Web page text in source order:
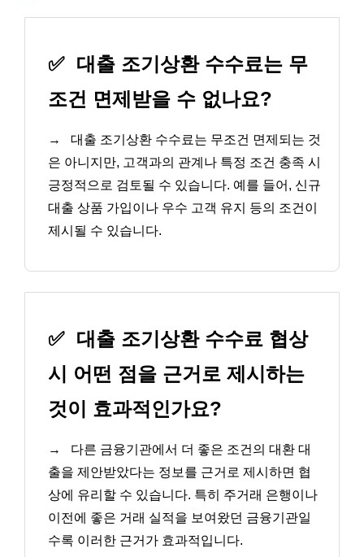
✅ 대출 조기상환 수수료는 무
조건 면제받을 수 없나요?
→
대출 조기상환 수수료는 무조건 면제되는 것
은 아니지만, 고객과의 관계나 특정 조건 충족 시
긍정적으로 검토될 수 있습니다. 예를 들어, 신규
대출 상품 가입이나 우수 고객 유지 등의 조건이
제시될 수 있습니다.
✅ 대출 조기상환 수수료 협상
시 어떤 점을 근거로 제시하는
것이 효과적인가요?
→
다른 금융기관에서 더 좋은 조건의 대환 대
출을 제안받았다는 정보를 근거로 제시하면 협
상에 유리할 수 있습니다. 특히 주거래 은행이나
이전에 좋은 거래 실적을 보여왔던 금융기관일
수록 이러한 근거가 효과적입니다.